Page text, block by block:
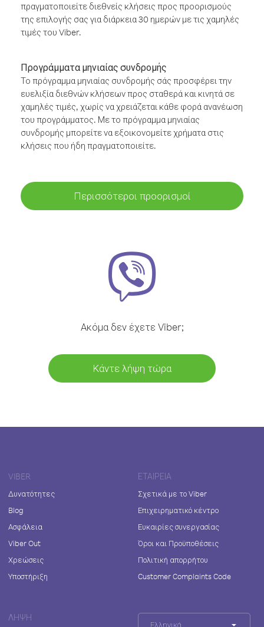
πραγματοποιείτε διεθνείς κλήσεις προς προορισμούς
της επιλογής σας για διάρκεια 30 ημερών με τις χαμηλές
τιμές του Viber.
Προγράμματα μηνιαίας συνδρομής
Το πρόγραμμα μηνιαίας συνδρομής σάς προσφέρει την
ευελιξία διεθνών κλήσεων προς σταθερά και κινητά σε
χαμηλές τιμές, χωρίς να χρειάζεται κάθε φορά ανανέωση
του προγράμματος. Με το πρόγραμμα μηνιαίας
συνδρομής μπορείτε να εξοικονομείτε χρήματα στις
κλήσεις που ήδη πραγματοποιείτε.
Περισσότεροι προορισμοί
Ακόμα δεν έχετε Viber;
Κάντε λήψη τώρα
VIBER
Δυνατότητες
Blog
Ασφάλεια
Viber Out
Χρεώσεις
Υποστήριξη
ΕΤΑΙΡΕΊΑ
Σχετικά με το Viber
Επιχειρηματικό κέντρο
Ευκαιρίες συνεργασίας
Όροι και Προϋποθέσεις
Πολιτική απορρήτου
Customer Complaints Code
ΛΉΨΗ
Ελληνικά